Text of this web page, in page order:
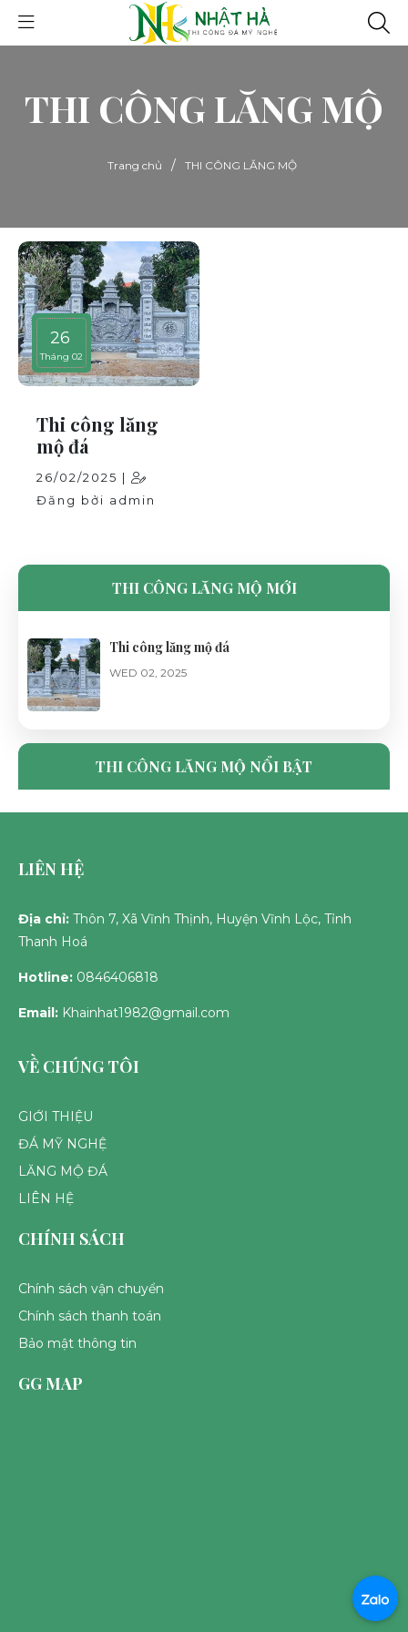
THI CÔNG LĂNG MỘ
Trang chủ / THI CÔNG LĂNG MỘ
26
Tháng 02
Thi công lăng
mộ đá
26/02/2025 |
Đăng bởi admin
THI CÔNG LĂNG MỘ MỚI
Thi công lăng mộ đá
WED 02, 2025
THI CÔNG LĂNG MỘ NỔI BẬT
LIÊN HỆ
Địa chỉ: Thôn 7, Xã Vĩnh Thịnh, Huyện Vĩnh Lộc, Tỉnh
Thanh Hoá
Hotline: 0846406818
Email: Khainhat1982@gmail.com
VỀ CHÚNG TÔI
GIỚI THIỆU
ĐÁ MỸ NGHỆ
LĂNG MỘ ĐÁ
LIÊN HỆ
CHÍNH SÁCH
Chính sách vận chuyển
Chính sách thanh toán
Bảo mật thông tin
GG MAP